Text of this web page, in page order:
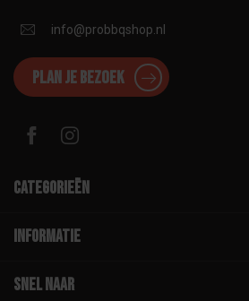
info@probbqshop.nl
Plan je bezoek
Categorieën
Informatie
Snel naar